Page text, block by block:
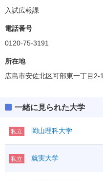
入試広報課
電話番号
0120-75-3191
所在地
広島市安佐北区可部東一丁目2-1
一緒に見られた大学
私立 岡山理科大学
私立 就実大学